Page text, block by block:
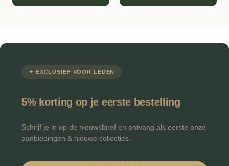
✦ EXCLUSIEF VOOR LEDEN
5% korting op je eerste bestelling
Schrijf je in op de nieuwsbrief en ontvang als eerste onze
aanbiedingen & nieuwe collecties.